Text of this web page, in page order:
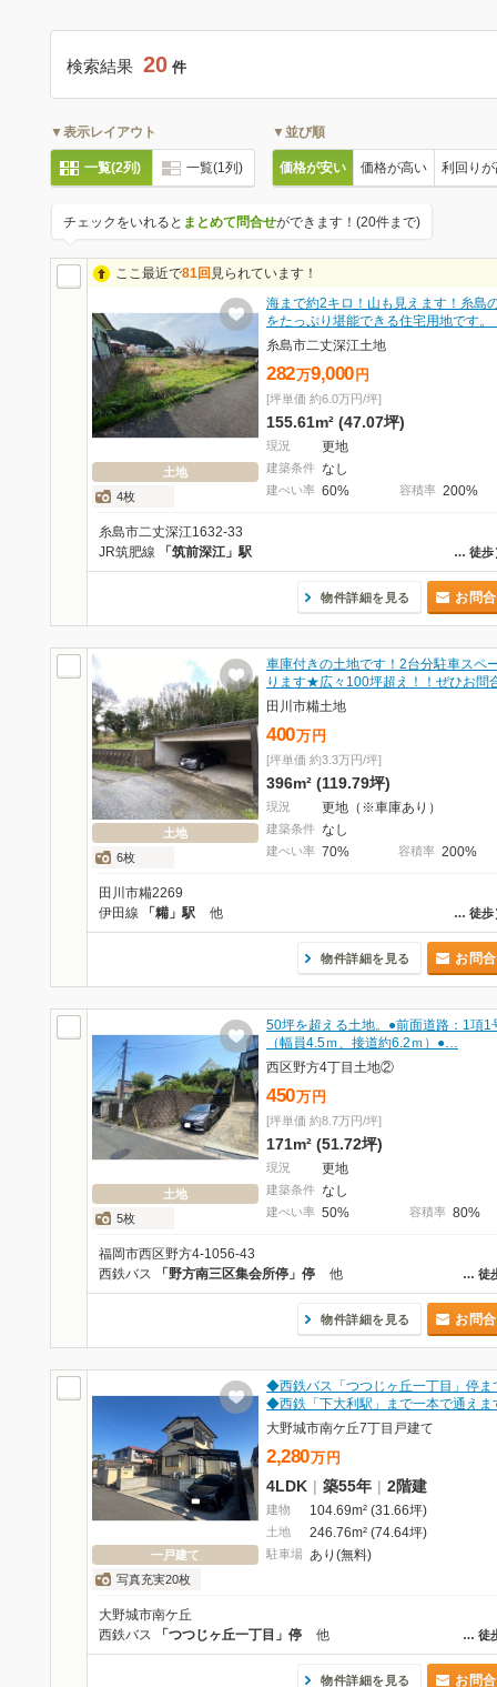
検索結果 20 件
▼表示レイアウト
一覧(2列) 一覧(1列)
▼並び順
価格が安い 価格が高い 利回り
チェックをいれると まとめて問合せができます！(20件まで)
ここ最近で81回 見られています！
土地
4枚
海まで約2キロ！山も見えます！糸島
をたっぷり堪能できる住宅用地です
糸島市二丈深江土地
282万9,000 円
[坪単価 約6.0万円/坪]
155.61m² (47.07坪)
現況 更地
建築条件 なし
建ぺい率 60% 容積率 200%
糸島市二丈深江1632-33
… 徒歩
JR筑肥線 「筑前深江」駅
物件詳細を見る お問
土地
6枚
車庫付きの土地です！2台分駐車スペ
ります★広々100坪超え！！ぜひお問
田川市糒土地
400万 円
[坪単価 約3.3万円/坪]
396m² (119.79坪)
現況 更地（※車庫あり）
建築条件 なし
建ぺい率 70% 容積率 200%
田川市糒2269
… 徒歩
伊田線 「糒」駅 他
物件詳細を見る お問
土地
5枚
50坪を超える土地。●前面道路：1項1
（幅員4.5ｍ、接道約6.2ｍ）●…
西区野方4丁目土地②
450万 円
[坪単価 約8.7万円/坪]
171m² (51.72坪)
現況 更地
建築条件 なし
建ぺい率 50% 容積率 80%
福岡市西区野方4-1056-43
… 徒
西鉄バス 「野方南三区集会所停」停 他
物件詳細を見る お問
一戸建て
写真充実20枚
◆西鉄バス「つつじヶ丘一丁目」停ま
◆西鉄「下大利駅」まで一本で通え
大野城市南ケ丘7丁目戸建て
2,280万 円
4LDK | 築55年 | 2階建
建物 104.69m² (31.66坪)
土地 246.76m² (74.64坪)
駐車場 あり(無料)
大野城市南ケ丘
… 徒
西鉄バス 「つつじヶ丘一丁目」停 他
物件詳細を見る お問